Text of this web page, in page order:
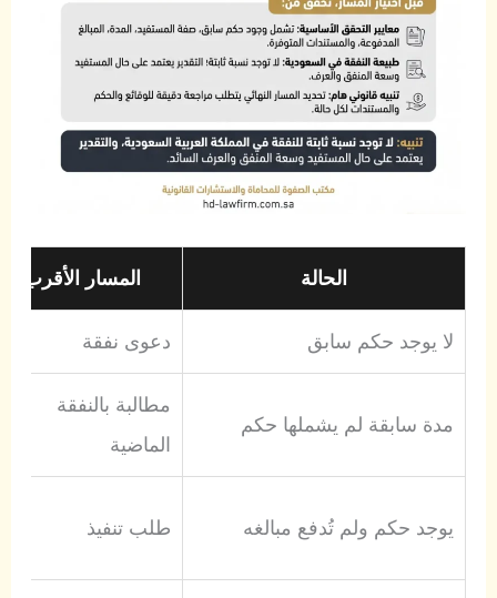
الحالة المسار الأقرب
لا يوجد حكم سابق دعوى نفقة
مدة سابقة لم يشملها حكم
مطالبة بالنفقة
الماضية
يوجد حكم ولم تُدفع مبالغه طلب تنفيذ